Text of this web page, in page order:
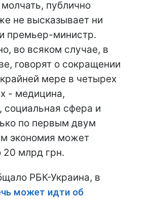
публично
не высказывает ни
премьер-министр.
во всяком случае, в
говорят о сокращении
мере в четырех
- медицина,
социальная сфера и
по первым двум
экономия может
20 млрд грн.
РБК-Украина, в
может идти об